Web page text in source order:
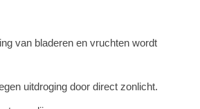
van bladeren en vruchten wordt
uitdroging door direct zonlicht.